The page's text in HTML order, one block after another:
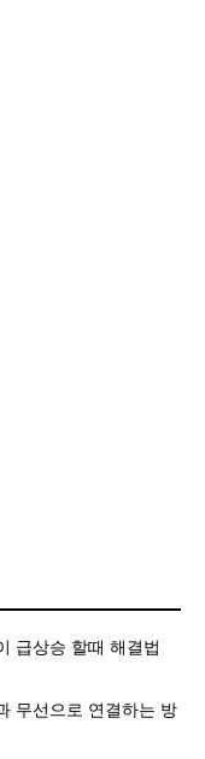
급상승 할때 해결법
무선으로 연결하는 방